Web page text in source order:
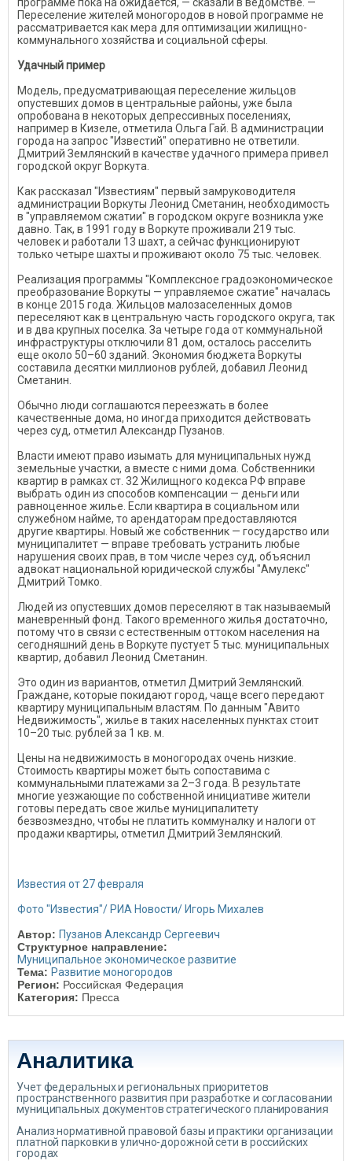
Переселение жителей моногородов в новой программе не
рассматривается как мера для оптимизации жилищно-
коммунального хозяйства и социальной сферы.
Удачный пример
Модель, предусматривающая переселение жильцов
опустевших домов в центральные районы, уже была
опробована в некоторых депрессивных поселениях,
например в Кизеле, отметила Ольга Гай. В администрации
города на запрос "Известий" оперативно не ответили.
Дмитрий Землянский в качестве удачного примера привел
городской округ Воркута.
Как рассказал "Известиям" первый замруководителя
администрации Воркуты Леонид Сметанин, необходимость
в "управляемом сжатии" в городском округе возникла уже
давно. Так, в 1991 году в Воркуте проживали 219 тыс.
человек и работали 13 шахт, а сейчас функционируют
только четыре шахты и проживают около 75 тыс. человек.
Реализация программы "Комплексное градоэкономическое
преобразование Воркуты — управляемое сжатие" началась
в конце 2015 года. Жильцов малозаселенных домов
переселяют как в центральную часть городского округа, так
и в два крупных поселка. За четыре года от коммунальной
инфраструктуры отключили 81 дом, осталось расселить
еще около 50–60 зданий. Экономия бюджета Воркуты
составила десятки миллионов рублей, добавил Леонид
Сметанин.
Обычно люди соглашаются переезжать в более
качественные дома, но иногда приходится действовать
через суд, отметил Александр Пузанов.
Власти имеют право изымать для муниципальных нужд
земельные участки, а вместе с ними дома. Собственники
квартир в рамках ст. 32 Жилищного кодекса РФ вправе
выбрать один из способов компенсации — деньги или
равноценное жилье. Если квартира в социальном или
служебном найме, то арендаторам предоставляются
другие квартиры. Новый же собственник — государство или
муниципалитет — вправе требовать устранить любые
нарушения своих прав, в том числе через суд, объяснил
адвокат национальной юридической службы "Амулекс"
Дмитрий Томко.
Людей из опустевших домов переселяют в так называемый
маневренный фонд. Такого временного жилья достаточно,
потому что в связи с естественным оттоком населения на
сегодняшний день в Воркуте пустует 5 тыс. муниципальных
квартир, добавил Леонид Сметанин.
Это один из вариантов, отметил Дмитрий Землянский.
Граждане, которые покидают город, чаще всего передают
квартиру муниципальным властям. По данным "Авито
Недвижимость", жилье в таких населенных пунктах стоит
10–20 тыс. рублей за 1 кв. м.
Цены на недвижимость в моногородах очень низкие.
Стоимость квартиры может быть сопоставима с
коммунальными платежами за 2–3 года. В результате
многие уезжающие по собственной инициативе жители
готовы передать свое жилье муниципалитету
безвозмездно, чтобы не платить коммуналку и налоги от
продажи квартиры, отметил Дмитрий Землянский.
Известия от 27 февраля
Фото "Известия"/ РИА Новости/ Игорь Михалев
Автор: Пузанов Александр Сергеевич
Структурное направление:
Муниципальное экономическое развитие
Тема: Развитие моногородов
Регион: Российская Федерация
Категория: Пресса
Аналитика
Учет федеральных и региональных приоритетов
пространственного развития при разработке и согласовании
муниципальных документов стратегического планирования
Анализ нормативной правовой базы и практики организации
платной парковки в улично-дорожной сети в российских
городах